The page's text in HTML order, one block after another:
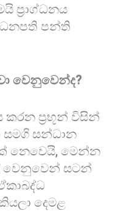
ප්‍රාග්ධනය
ධනපති පන්ති
වෙනුවෙන්ද?
ප්‍රභූන් විසින්
සමගි සන්ධාන
නෙවෙයි, මෙන්න
වෙනුවෙන් සටන්
දෙමළ